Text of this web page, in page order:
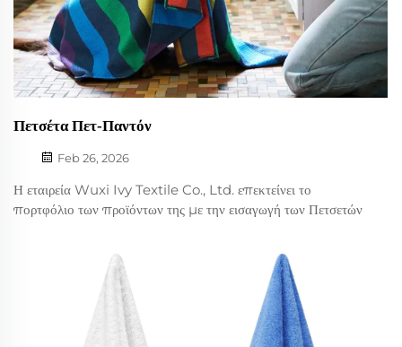
Πετσέτα Πετ-Παντόν
Feb 26, 2026
Η εταιρεία Wuxi Ivy Textile Co., Ltd. επεκτείνει το
πορτφόλιο των προϊόντων της με την εισαγωγή των Πετσετών
πλήρη OEM προσαρμογή, ενώ αυτές οι ειδικές πετσέτες